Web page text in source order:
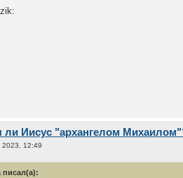
ли Иисус "архангелом
12:49
писал(а):